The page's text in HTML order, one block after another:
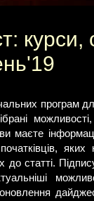
курси,
програм
маєте
до статті.